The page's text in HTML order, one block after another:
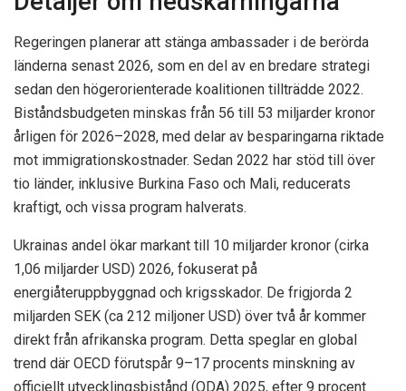
Regeringen planerar att stänga ambassader i de berörda
länderna senast 2026, som en del av en bredare strategi
sedan den högerorienterade koalitionen tillträdde 2022.
Biståndsbudgeten minskas från 56 till 53 miljarder kronor
årligen för 2026–2028, med delar av besparingarna riktade
mot immigrationskostnader. Sedan 2022 har stöd till över
tio länder, inklusive Burkina Faso och Mali, reducerats
kraftigt, och vissa program halverats.
Ukrainas andel ökar markant till 10 miljarder kronor (cirka
1,06 miljarder USD) 2026, fokuserat på
energiåteruppbyggnad och krigsskador. De frigjorda 2
miljarden SEK (ca 212 miljoner USD) över två år kommer
direkt från afrikanska program. Detta speglar en global
trend där OECD förutspår 9–17 procents minskning av
officiellt utvecklingsbistånd (ODA) 2025, efter 9 procent